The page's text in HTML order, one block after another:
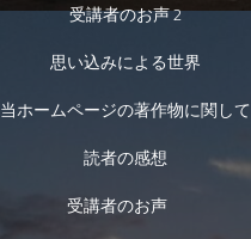
受講者のお声 2
思い込みによる世界
当ホームページの著作物に関して
読者の感想
受講者のお声